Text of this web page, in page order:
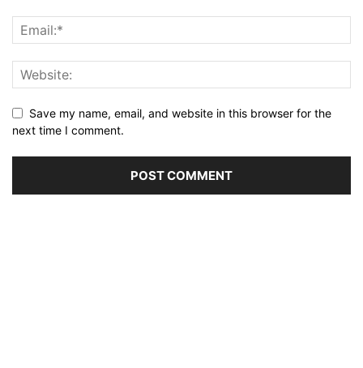
Save my name, email, and website in this browser for the
next time I comment.